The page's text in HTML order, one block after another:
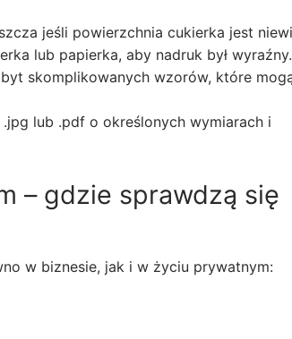
jeśli powierzchnia cukierka jest
lub papierka, aby nadruk był wyraźny.
skomplikowanych wzorów, które
lub .pdf o określonych wymiarach i
– gdzie sprawdzą się
w biznesie, jak i w życiu prywatnym: